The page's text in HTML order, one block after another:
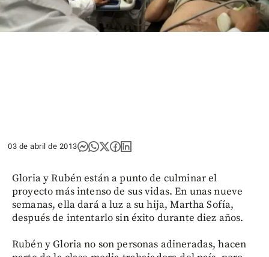
03 de abril de 2013
Gloria y Rubén están a punto de culminar el
proyecto más intenso de sus vidas. En unas nueve
semanas, ella dará a luz a su hija, Martha Sofía,
después de intentarlo sin éxito durante diez años.
Rubén y Gloria no son personas adineradas, hacen